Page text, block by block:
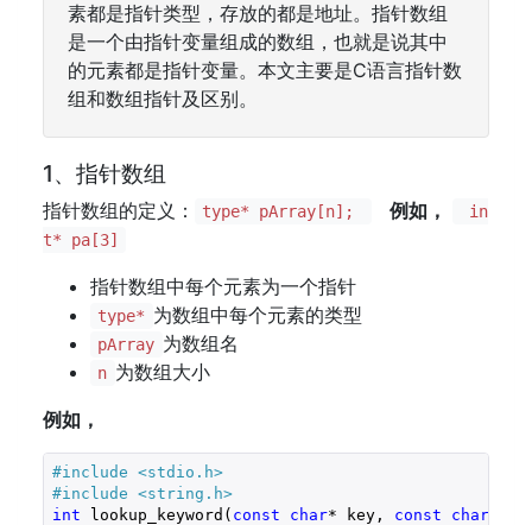
素都是指针类型，存放的都是地址。指针数组
是一个由指针变量组成的数组，也就是说其中
的元素都是指针变量。本文主要是C语言指针数
组和数组指针及区别。
1、指针数组
指针数组的定义： type* pArray[n]; 例如，
in
t* pa[3]
指针数组中每个元素为一个指针
type* 为数组中每个元素的类型
pArray 为数组名
n 为数组大小
例如，
#include <stdio.h>
#include <string.h>
int lookup_keyword( const char* key, const char